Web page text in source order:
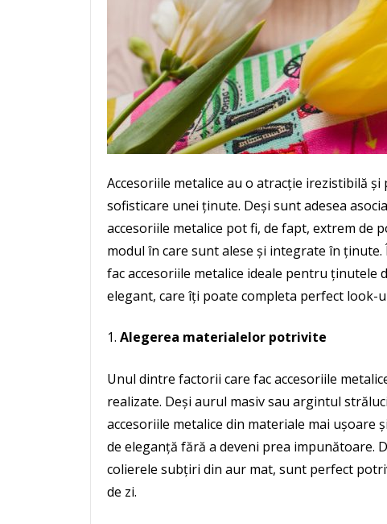
Accesoriile metalice au o atracție irezistibilă
sofisticare unei ținute. Deși sunt adesea
accesoriile metalice pot fi, de fapt, extrem de
modul în care sunt alese și integrate în
fac accesoriile metalice ideale pentru
elegant, care îți poate completa perfect look-
Alegerea materialelor potrivite
Unul dintre factorii care fac accesoriile
realizate. Deși aurul masiv sau argintul
accesoriile metalice din materiale mai ușoare
de eleganță fără a deveni prea impunătoare.
colierele subțiri din aur mat, sunt perfect
de zi.